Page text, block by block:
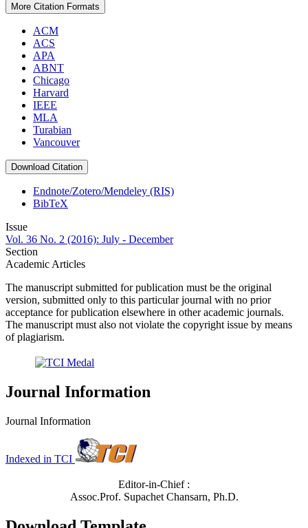
More Citation Formats
ACM
ACS
APA
ABNT
Chicago
Harvard
IEEE
MLA
Turabian
Vancouver
Download Citation
Endnote/Zotero/Mendeley (RIS)
BibTeX
Issue
Vol. 36 No. 2 (2016): July - December
Section
Academic Articles
The manuscript submitted for publication must be the original
version, submitted only to this particular journal with no prior
acceptance for publication elsewhere in other academic journals.
The manuscript must also not violate the copyright issue by means
of plagiarism.
Journal Information
Journal Information
Indexed in TCI
Editor-in-Chief :
Assoc.Prof. Supachet Chansarn, Ph.D.